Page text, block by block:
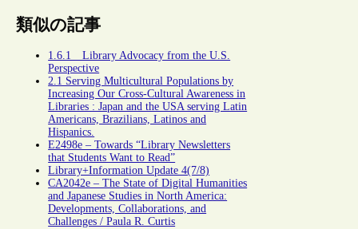
類似の記事
1.6.1 Library Advocacy from the U.S.
Perspective
2.1 Serving Multicultural Populations by
Increasing Our Cross-Cultural Awareness in
Libraries : Japan and the USA serving Latin
Americans, Brazilians, Latinos and
Hispanics.
E2498e – Towards “Library Newsletters
that Students Want to Read”
Library+Information Update 4(7/8)
CA2042e – The State of Digital Humanities
and Japanese Studies in North America:
Developments, Collaborations, and
Challenges / Paula R. Curtis